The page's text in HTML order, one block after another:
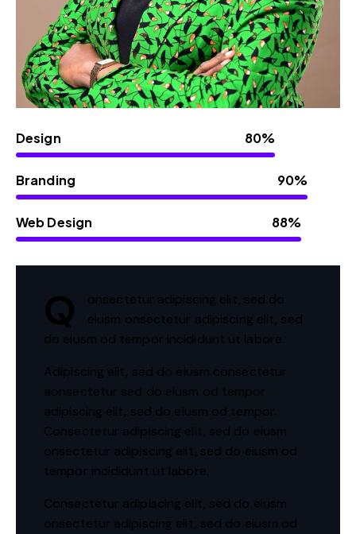
Design 80%
Branding 90%
Web Design 88%
Q
onsectetur adipiscing elit, sed do
eiusm onsectetur adipiscing elit, sed
do eiusm od tempor incididunt ut labore.
Adipiscing elit, sed do eiusm consectetur
aonsectetur sed do eiusm od tempor
adipiscing elit, sed do eiusm od tempor.
Consectetur adipiscing elit, sed do eiusm
onsectetur adipiscing elit, sed do eiusm od
tempor incididunt ut labore.
Consectetur adipiscing elit, sed do eiusm
onsectetur adipiscing elit, sed do eiusm od